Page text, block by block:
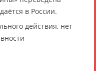
в России.